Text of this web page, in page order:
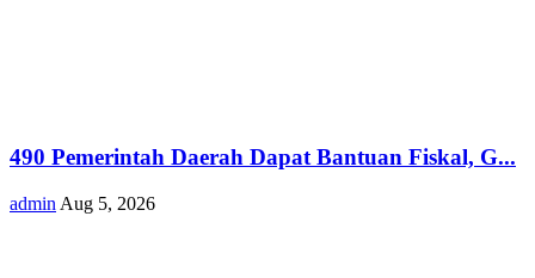
490 Pemerintah Daerah Dapat Bantuan Fiskal, G...
admin Aug 5, 2026